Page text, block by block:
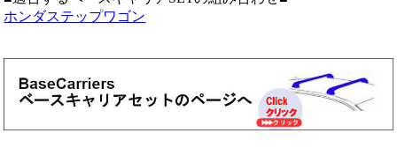
ホンダステップワゴン